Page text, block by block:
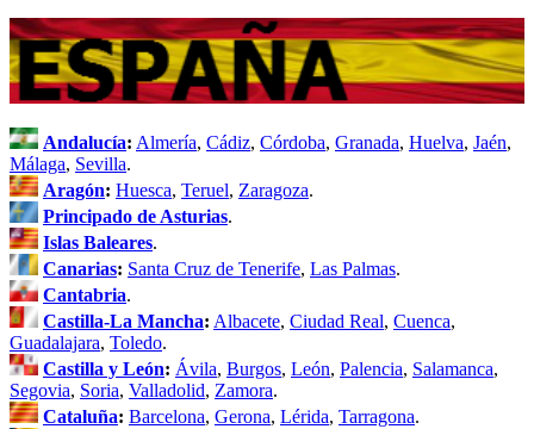
Andalucía: Almería, Cádiz, Córdoba, Granada, Huelva, Jaén,
Málaga, Sevilla.
Aragón: Huesca, Teruel, Zaragoza.
Principado de Asturias.
Islas Baleares.
Canarias: Santa Cruz de Tenerife, Las Palmas.
Cantabria.
Castilla-La Mancha: Albacete, Ciudad Real, Cuenca,
Guadalajara, Toledo.
Castilla y León: Ávila, Burgos, León, Palencia, Salamanca,
Segovia, Soria, Valladolid, Zamora.
Cataluña: Barcelona, Gerona, Lérida, Tarragona.